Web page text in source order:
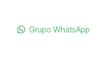
Grupo WhatsApp